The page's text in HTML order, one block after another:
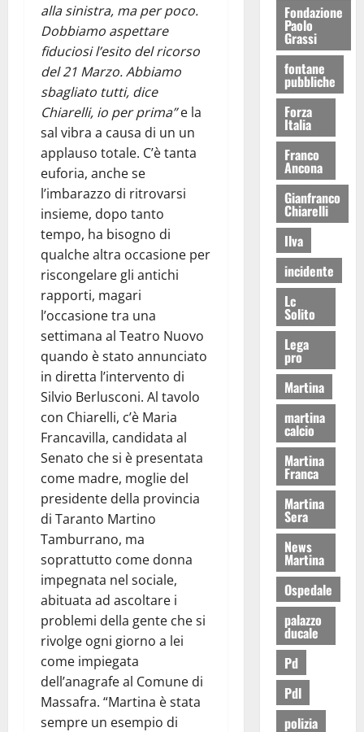
alla sinistra, ma per poco.
Dobbiamo aspettare
fiduciosi l’esito del ricorso
del 21 Marzo. Abbiamo
sbagliato tutti, dice
Chiarelli, io per prima”e la
sal vibra a causa di un un
applauso totale. C’è tanta
euforia, anche se
l’imbarazzo di ritrovarsi
insieme, dopo tanto
tempo, ha bisogno di
qualche altra occasione per
riscongelare gli antichi
rapporti, magari
l’occasione tra una
settimana al Teatro Nuovo
quando è stato annunciato
in diretta l’intervento di
Silvio Berlusconi. Al tavolo
con Chiarelli, c’è Maria
Francavilla, candidata al
Senato che si è presentata
come madre, moglie del
presidente della provincia
di Taranto Martino
Tamburrano, ma
soprattutto come donna
impegnata nel sociale,
abituata ad ascoltare i
problemi della gente che si
rivolge ogni giorno a lei
come impiegata
dell’anagrafe al Comune di
Massafra. “Martina è stata
sempre un esempio di
Fondazione
Paolo
Grassi
fontane
pubbliche
Forza
Italia
Franco
Ancona
Gianfranco
Chiarelli
Ilva
incidente
Lc
Solito
Lega
pro
Martina
martina
calcio
Martina
Franca
Martina
Sera
News
Martina
Ospedale
palazzo
ducale
Pd
Pdl
polizia